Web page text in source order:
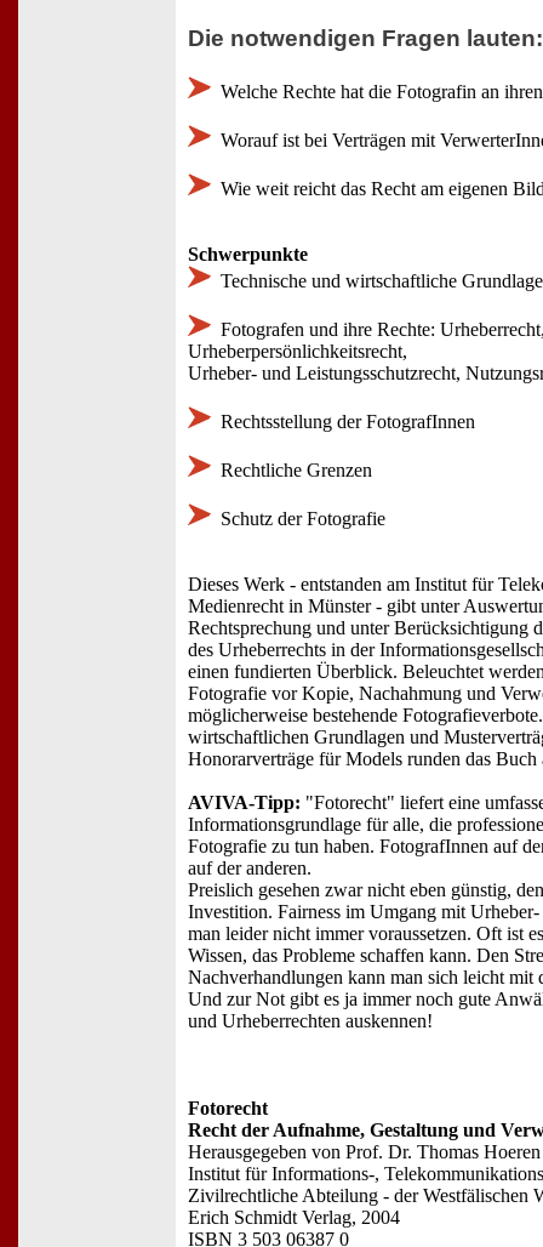
Die notwendigen Fragen lauten:
Welche Rechte hat die Fotografin an
Worauf ist bei Verträgen mit
Wie weit reicht das Recht am eigenen
Schwerpunkte
Technische und wirtschaftliche
Fotografen und ihre Rechte:
Urheberpersönlichkeitsrecht,
Urheber- und Leistungsschutzrecht,
Rechtsstellung der FotografInnen
Rechtliche Grenzen
Schutz der Fotografie
Dieses Werk - entstanden am Institut für
Medienrecht in Münster - gibt unter
Rechtsprechung und unter Berücksichtigung
des Urheberrechts in der
einen fundierten Überblick. Beleuchtet
Fotografie vor Kopie, Nachahmung und
möglicherweise bestehende
wirtschaftlichen Grundlagen und
Honorarverträge für Models runden das Buch
AVIVA-Tipp: "Fotorecht" liefert eine
Informationsgrundlage für alle, die
Fotografie zu tun haben. FotografInnen auf
auf der anderen.
Preislich gesehen zwar nicht eben günstig,
Investition. Fairness im Umgang mit
man leider nicht immer voraussetzen. Oft ist
Wissen, das Probleme schaffen kann. Den
Nachverhandlungen kann man sich leicht mit
Und zur Not gibt es ja immer noch gute
und Urheberrechten auskennen!
Fotorecht
Recht der Aufnahme, Gestaltung und
Herausgegeben von Prof. Dr. Thomas
Institut für Informations-,
Zivilrechtliche Abteilung - der Westfälischen
Erich Schmidt Verlag, 2004
ISBN 3 503 06387 0